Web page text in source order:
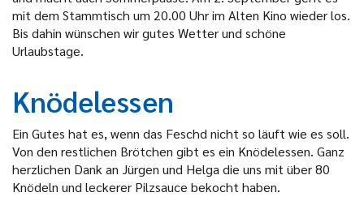
mit dem Stammtisch um 20.00 Uhr im Alten Kino wieder los.
Bis dahin wünschen wir gutes Wetter und schöne
Urlaubstage.
Knödelessen
Ein Gutes hat es, wenn das Feschd nicht so läuft wie es soll.
Von den restlichen Brötchen gibt es ein Knödelessen. Ganz
herzlichen Dank an Jürgen und Helga die uns mit über 80
Knödeln und leckerer Pilzsauce bekocht haben.